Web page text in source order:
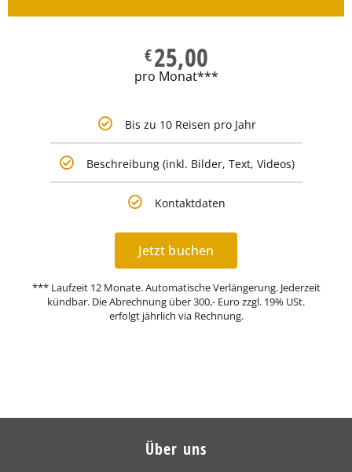
€25,00
pro Monat***
Bis zu 10 Reisen pro Jahr
Beschreibung (inkl. Bilder, Text, Videos)
Kontaktdaten
Jetzt buchen
*** Laufzeit 12 Monate. Automatische Verlängerung. Jederzeit
kündbar. Die Abrechnung über 300,- Euro zzgl. 19% USt.
erfolgt jährlich via Rechnung.
Über uns